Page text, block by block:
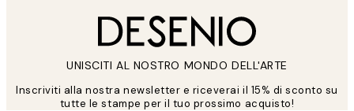
UNISCITI AL NOSTRO MONDO DELL'ARTE
Inscriviti alla nostra newsletter e riceverai il 15% di sconto su
tutte le stampe per il tuo prossimo acquisto!